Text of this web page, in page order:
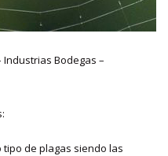
Bodegas –
de plagas siendo las